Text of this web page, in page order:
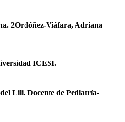
2Ordóñez-Viáfara, Adriana
ICESI.
Lili. Docente de Pediatría-